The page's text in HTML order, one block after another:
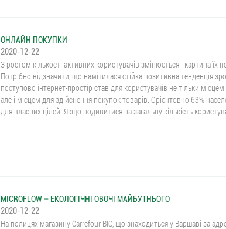
ОНЛАЙН ПОКУПКИ
2020-12-22
З ростом кількості активних користувачів змінюється і картина
Потрібно відзначити, що намітилася стійка позитивна тенденція
поступово інтернет-простір став для користувачів не тільки
але і місцем для здійснення покупок товарів. Орієнтовно 63%
для власних цілей. Якщо подивитися на загальну кількість
MICROFLOW – ЕКОЛОГІЧНІ ОВОЧІ МАЙБУТНЬОГО
2020-12-22
На полицях магазину Carrefour BIO, що знаходиться у Варшаві за